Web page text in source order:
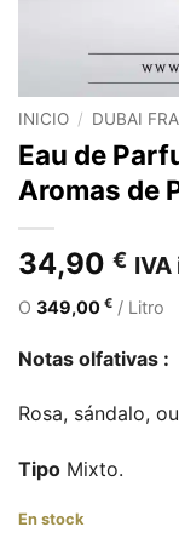
INICIO / DUBAI
Eau de
Aromas de
34,90 €
O 349,00 € / Litro
Notas olfativas :
Rosa, sándalo,
Tipo Mixto.
En stock